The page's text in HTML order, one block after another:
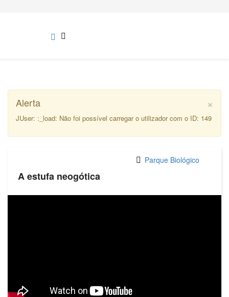
×
Alerta
JUser: :_load: Não foi possível carregar o utilizador com o ID: 149
Parque Biológico
A estufa neogótica